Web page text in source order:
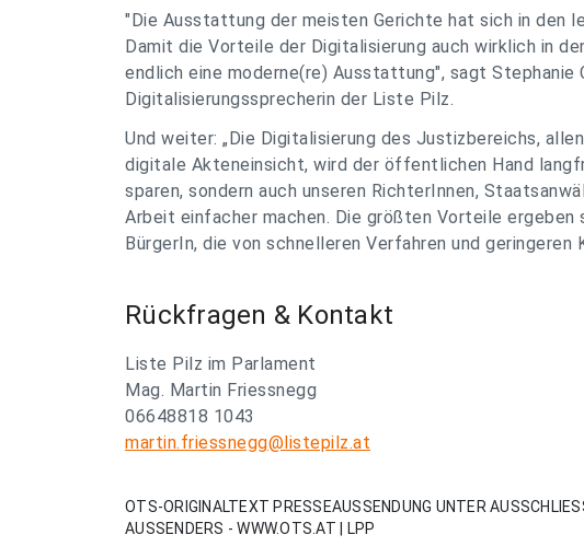
"Die Ausstattung der meisten Gerichte hat sich in den
Damit die Vorteile der Digitalisierung auch wirklich in
endlich eine moderne(re) Ausstattung", sagt Stephanie
Digitalisierungssprecherin der Liste Pilz.
Und weiter: „Die Digitalisierung des Justizbereichs,
digitale Akteneinsicht, wird der öffentlichen Hand
sparen, sondern auch unseren RichterInnen,
Arbeit einfacher machen. Die größten Vorteile ergeben
BürgerIn, die von schnelleren Verfahren und geringeren
Rückfragen & Kontakt
Liste Pilz im Parlament
Mag. Martin Friessnegg
06648818 1043
martin.friessnegg@listepilz.at
OTS-ORIGINALTEXT PRESSEAUSSENDUNG UNTER
AUSSENDERS - WWW.OTS.AT | LPP